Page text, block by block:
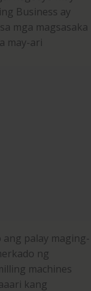
Business ay
mga magsasaka
may-ari
palay maging-
ng
machines
kang